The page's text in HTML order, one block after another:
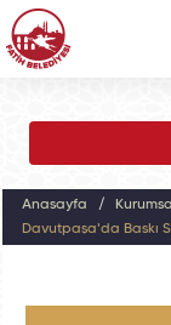
Anasayfa Kurumsal
Davutpaşa'da Baskı